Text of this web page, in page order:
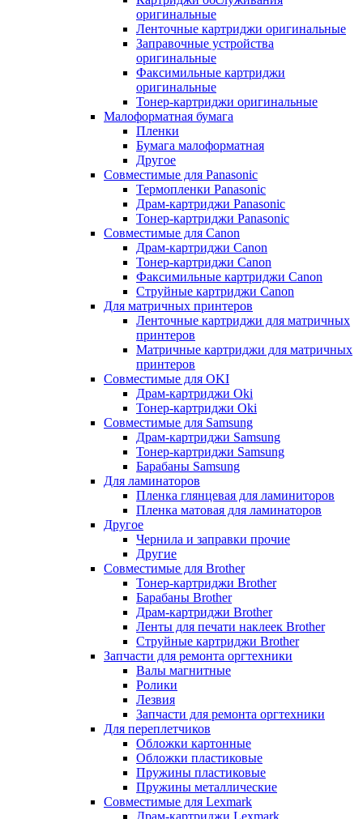
оригинальные
Ленточные картриджи оригинальные
Заправочные устройства
оригинальные
Факсимильные картриджи
оригинальные
Тонер-картриджи оригинальные
Малоформатная бумага
Пленки
Бумага малоформатная
Другое
Совместимые для Panasonic
Термопленки Panasonic
Драм-картриджи Panasonic
Тонер-картриджи Panasonic
Совместимые для Canon
Драм-картриджи Canon
Тонер-картриджи Canon
Факсимильные картриджи Canon
Струйные картриджи Canon
Для матричных принтеров
Ленточные картриджи для матричных
принтеров
Матричные картриджи для матричных
принтеров
Совместимые для OKI
Драм-картриджи Oki
Тонер-картриджи Oki
Совместимые для Samsung
Драм-картриджи Samsung
Тонер-картриджи Samsung
Барабаны Samsung
Для ламинаторов
Пленка глянцевая для ламиниторов
Пленка матовая для ламинаторов
Другое
Чернила и заправки прочие
Другие
Совместимые для Brother
Тонер-картриджи Brother
Барабаны Brother
Драм-картриджи Brother
Ленты для печати наклеек Brother
Струйные картриджи Brother
Запчасти для ремонта оргтехники
Валы магнитные
Ролики
Лезвия
Запчасти для ремонта оргтехники
Для переплетчиков
Обложки картонные
Обложки пластиковые
Пружины пластиковые
Пружины металлические
Совместимые для Lexmark
Драм-картриджи Lexmark